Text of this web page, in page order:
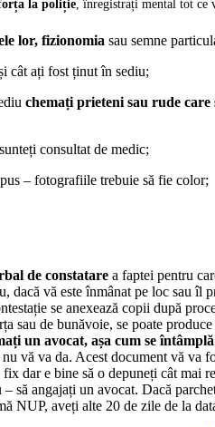
la poliție , înregistrați mental tot
lor, fizionomia sau semne
cât ați fost ținut în sediu;
chemați prieteni sau rude
consultat de medic;
– fotografiile trebuie să fie color;
de constatare a faptei pentru
dacă vă este înmânat pe loc sau îl
se anexează copii după
de bunăvoie, se poate
un avocat, așa cum se
vă va da. Acest document vă va
dar e bine să o depuneți cât
să angajați un avocat. Dacă
NUP, aveți alte 20 de zile de la